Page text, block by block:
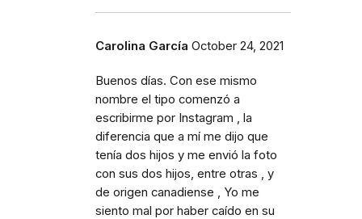
Carolina García October 24, 2021
Buenos días. Con ese mismo
nombre el tipo comenzó a
escribirme por Instagram , la
diferencia que a mí me dijo que
tenía dos hijos y me envió la foto
con sus dos hijos, entre otras , y
de origen canadiense , Yo me
siento mal por haber caído en su